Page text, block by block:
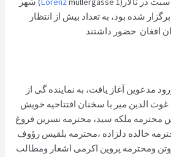
وین به تاريخ 14 می 2011 برگزار شده بود، به تعداد بيش از انتظار
افغان حضور داشتند
7.00شام ورود مدعوين آغاز يافت، به نماينده گی از
الدین میر با سخنان افتتاحیه خویش
محترمه ملکه سید، محترمه نسرین فروغ
خالده دلزاده ،محترمه بلقیس رؤوف
ومحترمه پروین اکرمی اشعار ومطالب